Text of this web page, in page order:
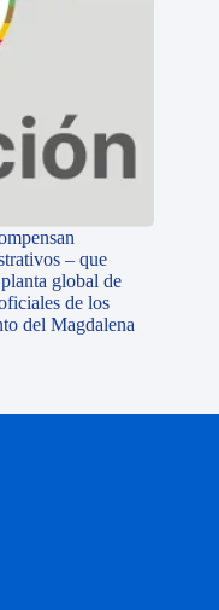
– que
global de
de los
del Magdalena